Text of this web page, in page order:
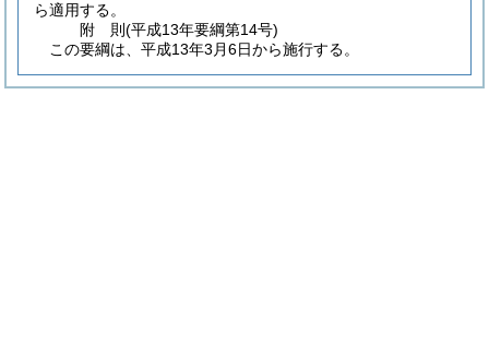
ら適用する。
附 則(平成13年要綱第14号)
この要綱は、平成13年3月6日から施行する。